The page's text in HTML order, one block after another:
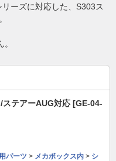
ーズに対応した、S303ス
テアーAUG対応 [GE-04-
パーツ > メカボックス内 > シ